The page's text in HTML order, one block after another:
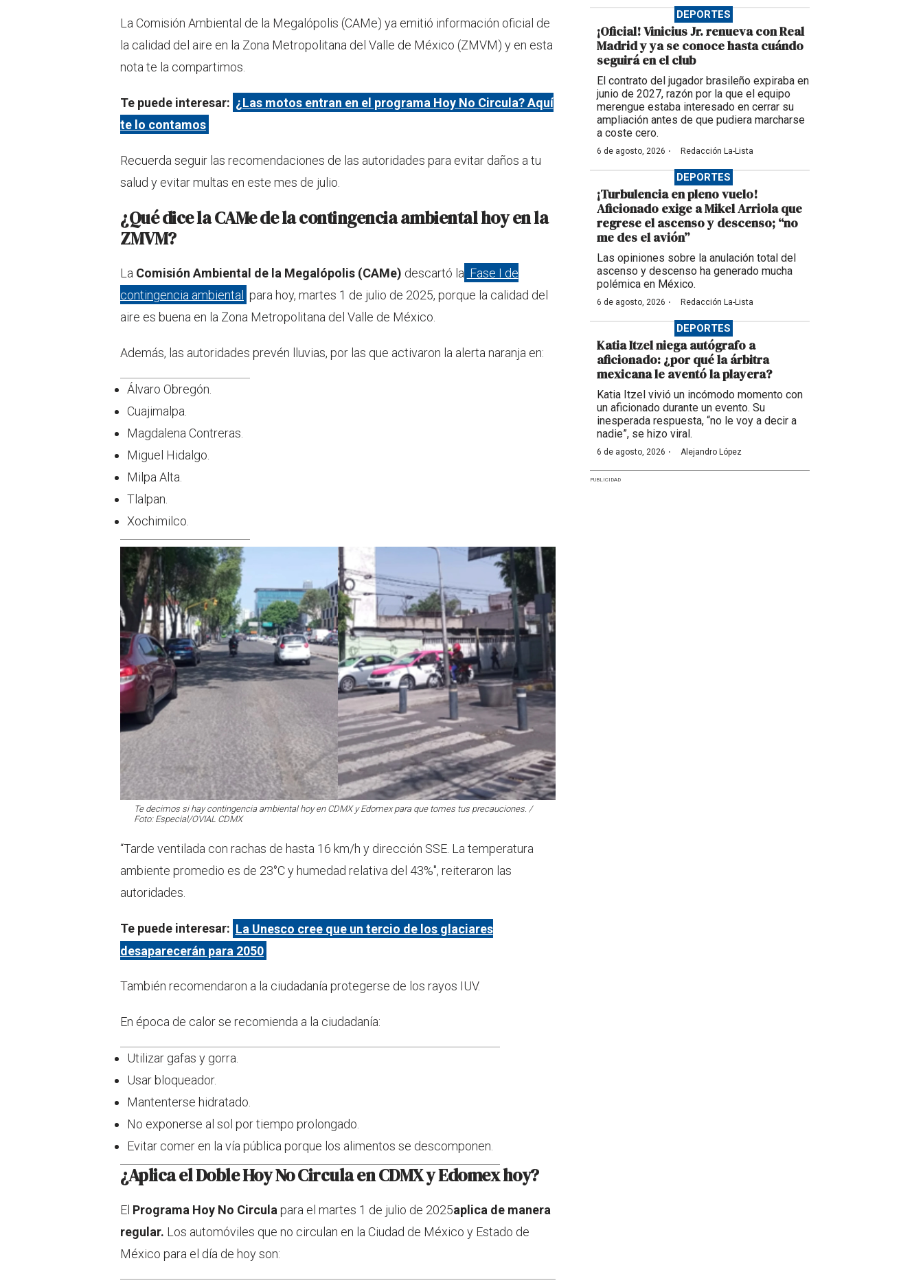
La Comisión Ambiental de la Megalópolis (CAMe) ya emitió información oficial de
la calidad del aire en la Zona Metropolitana del Valle de México (ZMVM) y en esta
nota te la compartimos.
Te puede interesar: ¿Las motos entran en el programa Hoy No Circula? Aquí
te lo contamos
Recuerda seguir las recomendaciones de las autoridades para evitar daños a tu
salud y evitar multas en este mes de julio.
¿Qué dice la CAMe de la contingencia ambiental hoy en la
ZMVM?
La Comisión Ambiental de la Megalópolis (CAMe) descartó la Fase I de
contingencia ambiental para hoy, martes 1 de julio de 2025, porque la calidad del
aire es buena en la Zona Metropolitana del Valle de México.
Además, las autoridades prevén lluvias, por las que activaron la alerta naranja en:
Álvaro Obregón.
Cuajimalpa.
Magdalena Contreras.
Miguel Hidalgo.
Milpa Alta.
Tlalpan.
Xochimilco.
Te decimos si hay contingencia ambiental hoy en CDMX y Edomex para que tomes tus precauciones. /
Foto: Especial/OVIAL CDMX
“Tarde ventilada con rachas de hasta 16 km/h y dirección SSE. La temperatura
ambiente promedio es de 23°C y humedad relativa del 43%", reiteraron las
autoridades.
Te puede interesar: La Unesco cree que un tercio de los glaciares
desaparecerán para 2050
También recomendaron a la ciudadanía protegerse de los rayos IUV.
En época de calor se recomienda a la ciudadanía:
Utilizar gafas y gorra.
Usar bloqueador.
Mantenterse hidratado.
No exponerse al sol por tiempo prolongado.
Evitar comer en la vía pública porque los alimentos se descomponen.
¿Aplica el Doble Hoy No Circula en CDMX y Edomex hoy?
El Programa Hoy No Circulapara el martes 1 de julio de 2025aplica de manera
regular. Los automóviles que no circulan en la Ciudad de México y Estado de
México para el día de hoy son:
DEPORTES
¡Oficial! Vinicius Jr. renueva con Real
Madrid y ya se conoce hasta cuándo
seguirá en el club
El contrato del jugador brasileño expiraba en
junio de 2027, razón por la que el equipo
merengue estaba interesado en cerrar su
ampliación antes de que pudiera marcharse
a coste cero.
6 de agosto, 2026 · Redacción La-Lista
DEPORTES
¡Turbulencia en pleno vuelo!
Aficionado exige a Mikel Arriola que
regrese el ascenso y descenso; “no
me des el avión”
Las opiniones sobre la anulación total del
ascenso y descenso ha generado mucha
polémica en México.
6 de agosto, 2026 · Redacción La-Lista
DEPORTES
Katia Itzel niega autógrafo a
aficionado: ¿por qué la árbitra
mexicana le aventó la playera?
Katia Itzel vivió un incómodo momento con
un aficionado durante un evento. Su
inesperada respuesta, “no le voy a decir a
nadie”, se hizo viral.
6 de agosto, 2026 · Alejandro López
PUBLICIDAD